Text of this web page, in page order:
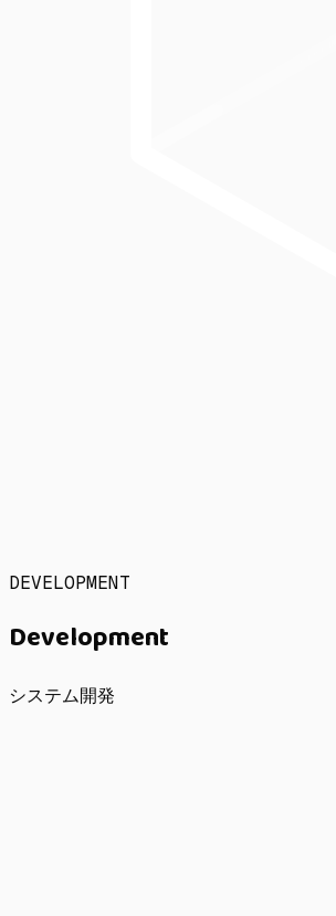
DEVELOPMENT
Development
システム開発